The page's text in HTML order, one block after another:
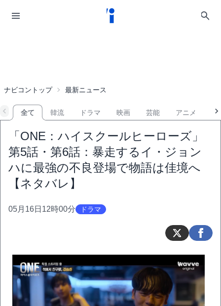
ナビコントップ 最新ニュース
全て 韓流 ドラマ 映画 芸能 アニメ
「ONE：ハイスクールヒーローズ」
第5話・第6話：暴走するイ・ジョン
ハに最強の不良登場で物語は佳境へ
【ネタバレ】
05月16日12時00分 ドラマ